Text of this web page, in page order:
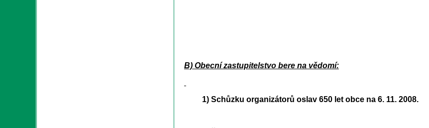
B) Obecní zastupitelstvo bere na vědomí:
1) Schůzku organizátorů oslav 650 let obce na 6. 11. 2008.